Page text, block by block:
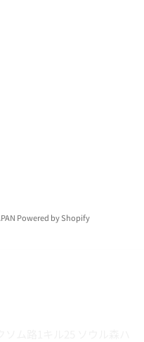
Powered by Shopify